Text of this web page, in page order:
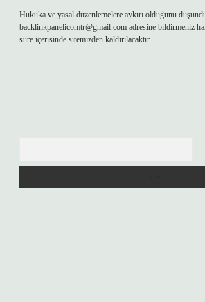
Hukuka ve yasal düzenlemelere aykırı olduğunu
backlinkpanelicomtr@gmail.com adresine bildirmeniz
süre içerisinde sitemizden kaldırılacaktır.